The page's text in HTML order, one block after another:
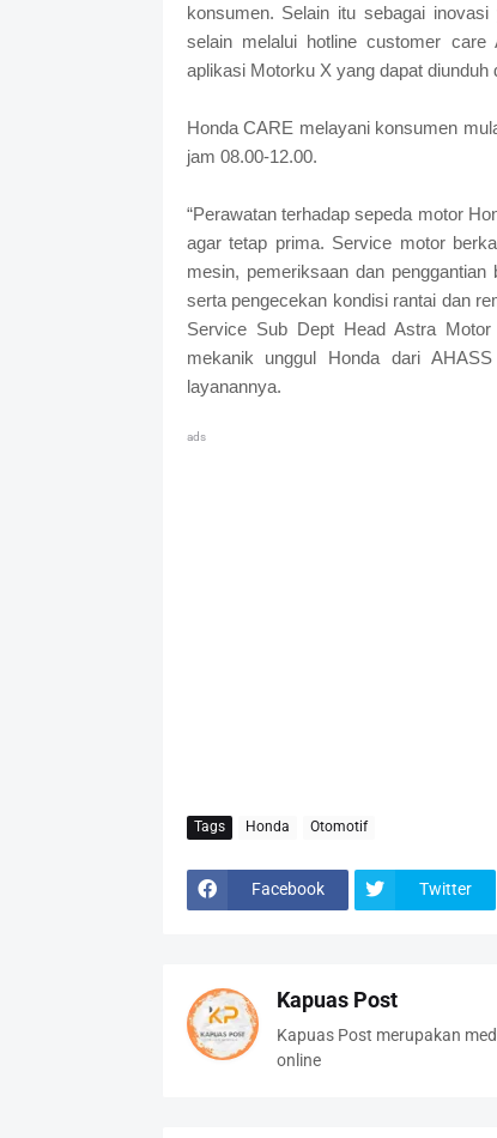
konsumen. Selain itu sebagai
selain melalui hotline customer
aplikasi Motorku X yang dapat diunduh
Honda CARE melayani konsumen
jam 08.00-12.00.
“Perawatan terhadap sepeda motor
agar tetap prima. Service motor
mesin, pemeriksaan dan
serta pengecekan kondisi rantai dan
Service Sub Dept Head Astra
mekanik unggul Honda dari
layanannya.
ads
Tags Honda Otomotif
Facebook Twitter
Kapuas Post
Kapuas Post merupakan
online